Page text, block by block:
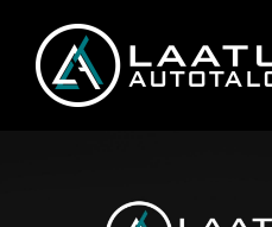
content